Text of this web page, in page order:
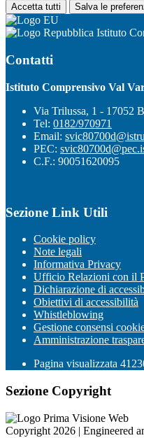
Accetta tutti Salva le
Istituto
Contatti
Istituto Comprensivo Val
Via Trilussa, 1 - 17052
Tel: 0182/970971
Email:
PEC:
C.F.: 90051620095
Sezione Link Utili
Cookie policy
Note legali
Informativa Privacy
Ufficio Relazioni con il
Dichiarazione di
Obiettivi di accessibilità
Whistleblowing
Gestione consensi
Amministrazione
Pagina visualizzata
Sezione Copyright
Copyright 2026 | Engineered